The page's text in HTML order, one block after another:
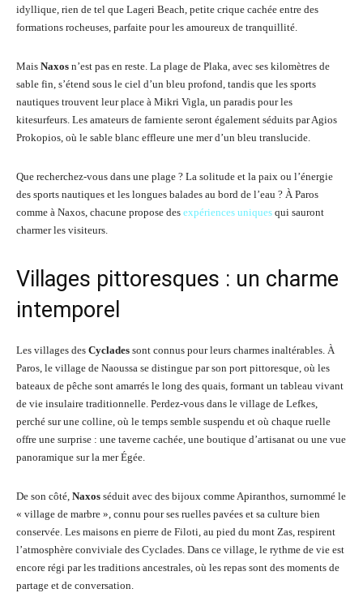
idyllique, rien de tel que Lageri Beach, petite crique cachée entre des
formations rocheuses, parfaite pour les amoureux de tranquillité.
Mais Naxos n’est pas en reste. La plage de Plaka, avec ses kilomètres de
sable fin, s’étend sous le ciel d’un bleu profond, tandis que les sports
nautiques trouvent leur place à Mikri Vigla, un paradis pour les
kitesurfeurs. Les amateurs de farniente seront également séduits par Agios
Prokopios, où le sable blanc effleure une mer d’un bleu translucide.
Que recherchez-vous dans une plage ? La solitude et la paix ou l’énergie
des sports nautiques et les longues balades au bord de l’eau ? À Paros
comme à Naxos, chacune propose des expériences uniques qui sauront
charmer les visiteurs.
Villages pittoresques : un charme
intemporel
Les villages des Cyclades sont connus pour leurs charmes inaltérables. À
Paros, le village de Naoussa se distingue par son port pittoresque, où les
bateaux de pêche sont amarrés le long des quais, formant un tableau vivant
de vie insulaire traditionnelle. Perdez-vous dans le village de Lefkes,
perché sur une colline, où le temps semble suspendu et où chaque ruelle
offre une surprise : une taverne cachée, une boutique d’artisanat ou une vue
panoramique sur la mer Égée.
De son côté, Naxos séduit avec des bijoux comme Apiranthos, surnommé le
« village de marbre », connu pour ses ruelles pavées et sa culture bien
conservée. Les maisons en pierre de Filoti, au pied du mont Zas, respirent
l’atmosphère conviviale des Cyclades. Dans ce village, le rythme de vie est
encore régi par les traditions ancestrales, où les repas sont des moments de
partage et de conversation.